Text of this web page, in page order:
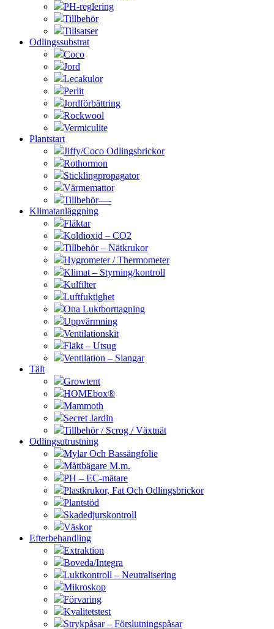
PH-reglering
Tillbehör
Tillsatser
Odlingssubstrat
Coco
Jord
Lecakulor
Perlit
Jordförbättring
Rockwool
Vermiculite
Plantstart
Jiffy/Coco Odlingsbrickor
Rothormon
Sticklingpropagator
Värmemattor
Tillbehör—-
Klimatanläggning
Fläktar
Koldioxid – CO2
Tillbehör – Nätkrukor
Hygrometer / Thermometer
Klimat – Styrning/kontroll
Kulfilter
Luftfuktighet
Ona Luktborttagning
Uppvärmning
Ventilationskit
Fläkt – Utsug
Ventilation – Slangar
Tält
Growtent
HOMEbox®
Mammoth
Secret Jardin
Tillbehör / Scrog / Växtnät
Odlingsutrustning
Mylar Och Bassängfolie
Måttbägare M.m.
PH – EC-mätare
Plastkrukor, Fat Och Odlingsbrickor
Plantstöd
Skadedjurskontroll
Väskor
Efterbehandling
Extraktion
Boveda/Integra
Luktkontroll – Neutralisering
Mikroskop
Förvaring
Kvalitetstest
Strykpåsar – Förslutningspåsar